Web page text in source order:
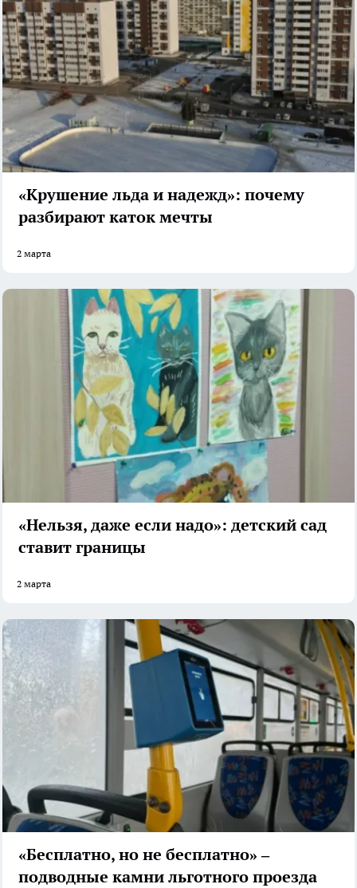
«Крушение льда и надежд»: почему
разбирают каток мечты
2 марта
«Нельзя, даже если надо»: детский сад
ставит границы
2 марта
«Бесплатно, но не бесплатно» –
подводные камни льготного проезда